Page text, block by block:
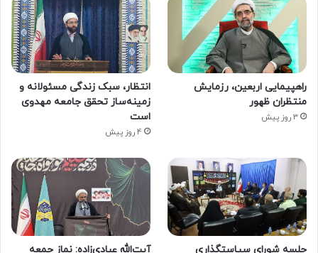
راهپیمایی اربعین، رزمایش
منتظران ظهور
3 روز پیش
انتظار، سبک زندگی مسئولانه و
زمینه‌ساز تحقق جامعه مهدوی
است
4 روز پیش
جلسه شورای سیاستگذاری آیت‌الله عبادی‌زاده: نماز جمعه